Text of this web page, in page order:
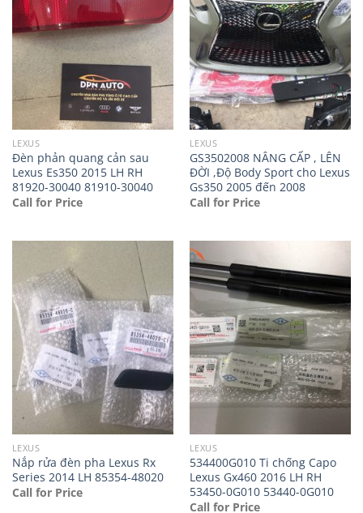
LEXUS
Đèn phản quang cản sau
Lexus Es350 2015 LH RH
81920-30040 81910-30040
Call for Price
LEXUS
GS3502008 NÂNG CẤP , LÊN
ĐỜI ,Độ Body Sport cho Lexus
Gs350 2005 đến 2008
Call for Price
LEXUS
Nắp rửa đèn pha Lexus Rx
Series 2014 LH 85354-48020
Call for Price
LEXUS
534400G010 Ti chống Capo
Lexus Gx460 2016 LH RH
53450-0G010 53440-0G010
Call for Price